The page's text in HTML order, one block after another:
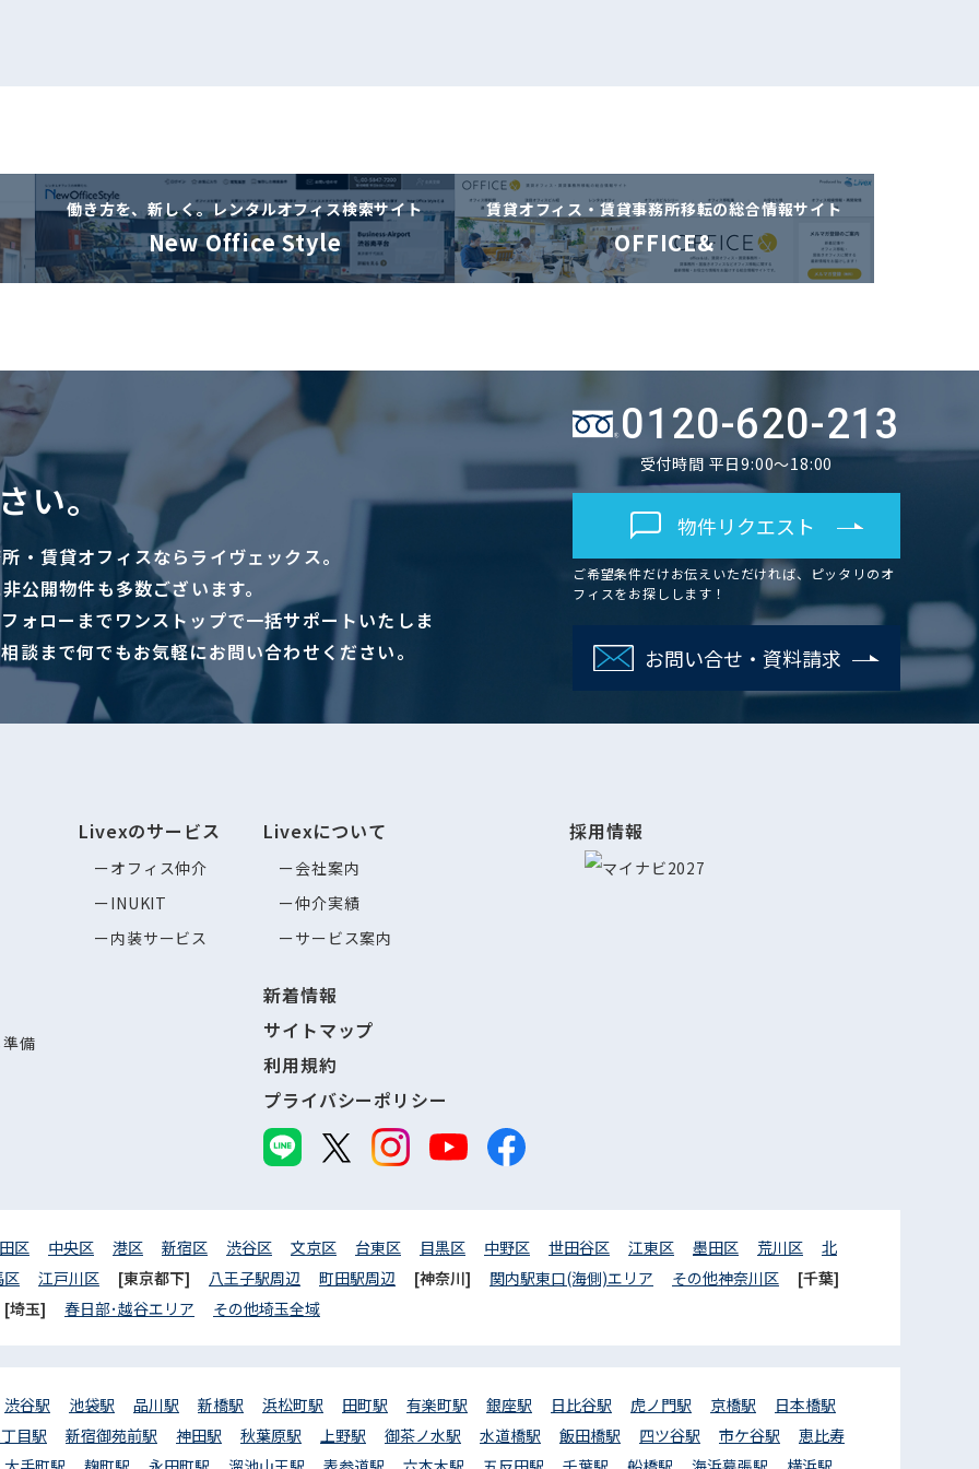
働き方を、新しく。レンタルオフィス検索サイト
New Office Style
賃貸オフィス・賃貸事務所移転の総合情報サイト
OFFICE&
い。
・賃貸オフィスならライヴェックス。
公開物件も多数ございます。
ォローまでワンストップで一括サポートいたしま
談まで何でもお気軽にお問い合わせください。
0120-620-213
受付時間 平日9:00～18:00
物件リクエスト
ご希望条件だけお伝えいただければ、ピッタリのオ
フィスをお探しします！
お問い合せ・資料請求
備
Livexのサービス
オフィス仲介
INUKIT
内装サービス
Livexについて
会社案内
仲介実績
サービス案内
新着情報
サイトマップ
利用規約
プライバシーポリシー
採用情報
区 中央区 港区 新宿区 渋谷区 文京区 台東区 目黒区 中野区 世田谷区 江東区 墨田区 荒川区
北
区
江戸川区 [東京都下] 八王子駅周辺 町田駅周辺 [神奈川] 関内駅東口(海側)エリア その他神奈川区
[千葉]
[埼玉] 春日部･越谷エリア その他埼玉全域
渋谷駅 池袋駅 品川駅 新橋駅 浜松町駅 田町駅 有楽町駅 銀座駅 日比谷駅 虎ノ門駅 京橋駅
日本橋駅
目駅
新宿御苑前駅 神田駅 秋葉原駅 上野駅 御茶ノ水駅 水道橋駅 飯田橋駅 四ツ谷駅 市ケ谷駅
恵比寿